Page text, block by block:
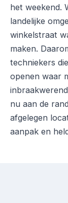
het weekend.
landelijke
winkelstraat
maken.
techniekers
openen waar
nu aan de
afgelegen
aanpak en